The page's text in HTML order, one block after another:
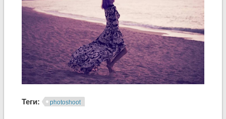
Теги: photoshoot